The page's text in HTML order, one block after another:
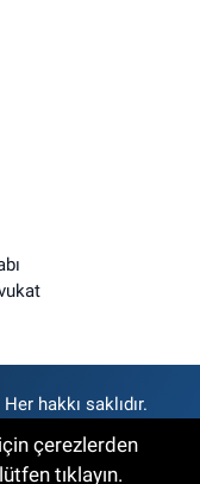
hakkı saklıdır.
çerezlerden
tıklayın.